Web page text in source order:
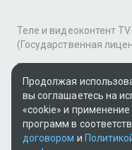
Теле и видеоконтент
(Государственная
В рамках услуги «Видео
фильмов и сериалов
онлайн-кинотеатром
Поддержка:
UUID: 479fe275-9f99-483a-
Продолжая
вы соглашаетесь на
«cookie» и
программ в
договором и